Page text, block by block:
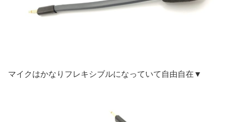
マイクはかなりフレキシブルになっていて自由自在▼